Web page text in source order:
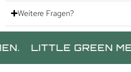
Weitere Fragen?
GREEN MEN.